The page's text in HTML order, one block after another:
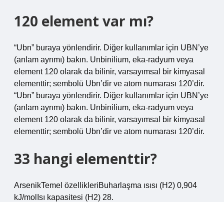
120 element var mı?
“Ubn” buraya yönlendirir. Diğer kullanımlar için UBN’ye
(anlam ayrımı) bakın. Unbinilium, eka-radyum veya
element 120 olarak da bilinir, varsayımsal bir kimyasal
elementtir; sembolü Ubn’dir ve atom numarası 120’dir.
“Ubn” buraya yönlendirir. Diğer kullanımlar için UBN’ye
(anlam ayrımı) bakın. Unbinilium, eka-radyum veya
element 120 olarak da bilinir, varsayımsal bir kimyasal
elementtir; sembolü Ubn’dir ve atom numarası 120’dir.
33 hangi elementtir?
ArsenikTemel özellikleriBuharlaşma ısısı (H2) 0,904
kJ/molIsı kapasitesi (H2) 28.